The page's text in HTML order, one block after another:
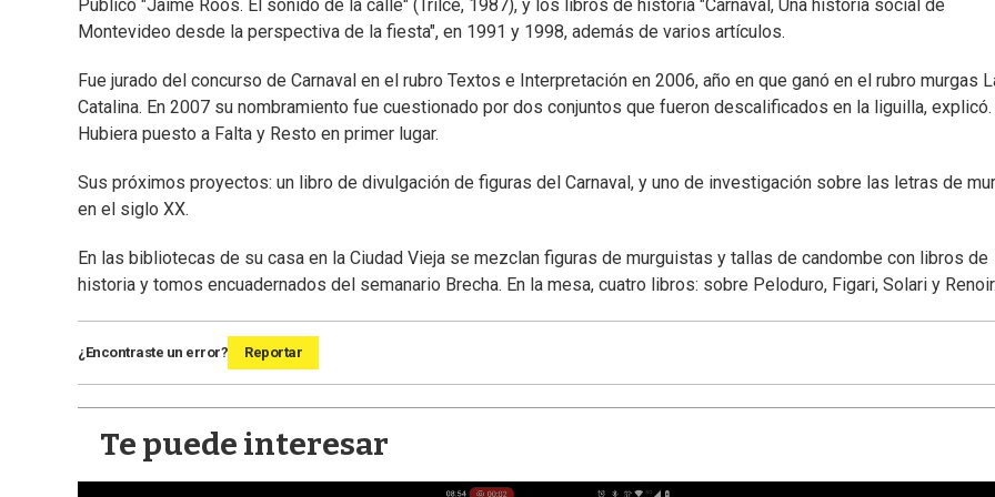
Publicó "Jaime Roos. El sonido de la calle" (Trilce, 1987), y los libros de historia "Carnaval, Una historia social de
Montevideo desde la perspectiva de la fiesta", en 1991 y 1998, además de varios artículos.
Fue jurado del concurso de Carnaval en el rubro Textos e Interpretación en 2006, año en que ganó en el rubro murgas
Catalina. En 2007 su nombramiento fue cuestionado por dos conjuntos que fueron descalificados en la liguilla, explicó.
Hubiera puesto a Falta y Resto en primer lugar.
Sus próximos proyectos: un libro de divulgación de figuras del Carnaval, y uno de investigación sobre las letras de
en el siglo XX.
En las bibliotecas de su casa en la Ciudad Vieja se mezclan figuras de murguistas y tallas de candombe con libros de
historia y tomos encuadernados del semanario Brecha. En la mesa, cuatro libros: sobre Peloduro, Figari, Solari y Renoir.
¿Encontraste un error? Reportar
Te puede interesar